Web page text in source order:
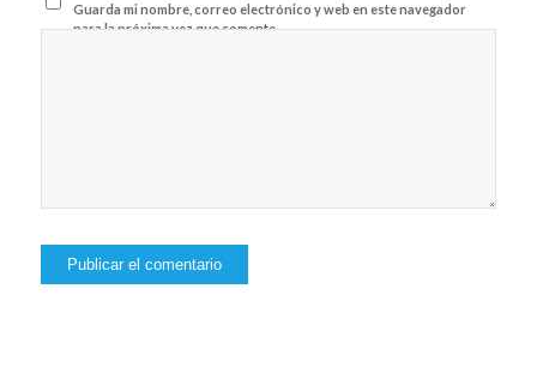
Guarda mi nombre, correo electrónico y web en este navegador
para la próxima vez que comente.